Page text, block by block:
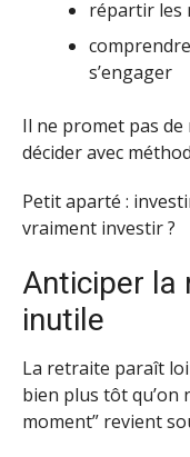
répartir les
s’engager
Il ne promet pas de
décider avec
Petit aparté :
vraiment investir ?
Anticiper la
inutile
La retraite paraît
bien plus tôt qu’on
moment” revient